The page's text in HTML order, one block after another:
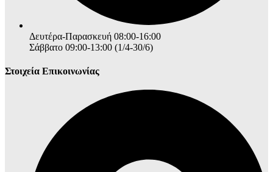
Δευτέρα-Παρασκευή 08:00-16:00
Σάββατο 09:00-13:00 (1/4-30/6)
Στοιχεία Επικοινωνίας